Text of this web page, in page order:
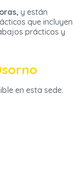
y están
que incluyen
prácticos y
en esta sede.